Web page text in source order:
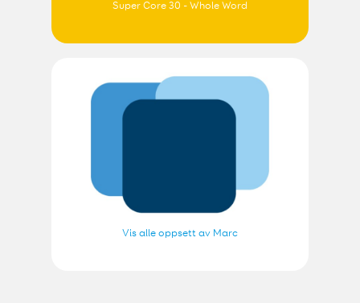
Super Core 30 - Whole Word
Vis alle oppsett av Marc